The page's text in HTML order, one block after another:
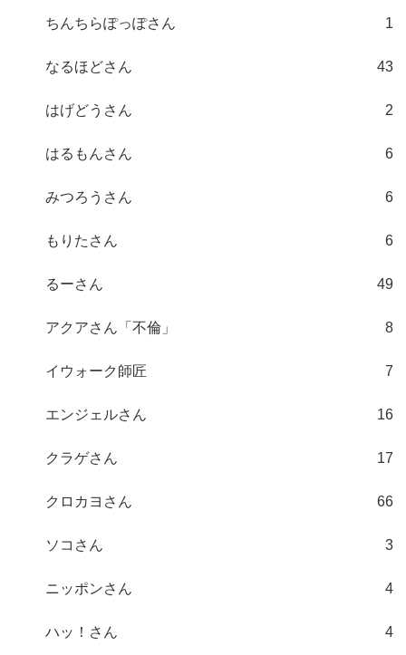
ちんちらぽっぽさん 1
なるほどさん 43
はげどうさん 2
はるもんさん 6
みつろうさん 6
もりたさん 6
るーさん 49
アクアさん「不倫」 8
イウォーク師匠 7
エンジェルさん 16
クラゲさん 17
クロカヨさん 66
ソコさん 3
ニッポンさん 4
ハッ！さん 4